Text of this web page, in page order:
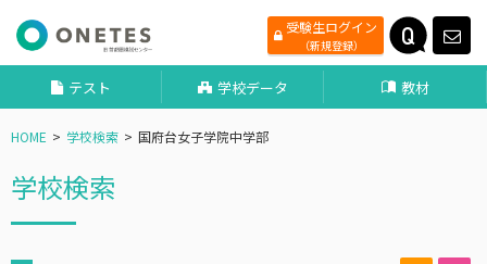
受験生ログイン
（新規登録）
テスト 学校データ 教材
HOME 学校検索 国府台女子学院中学部
学校検索